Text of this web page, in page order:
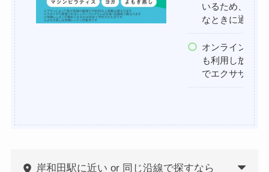
いるため、時間
なときに通える
オンラインの
も利用し放題！
でエクササイズ
岸和田駅に近い or 同じ沿線で探すなら